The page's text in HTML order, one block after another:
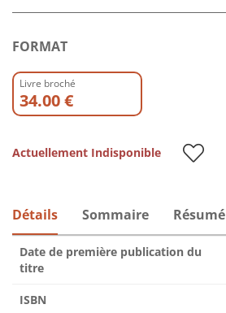
FORMAT
Livre broché
34.00 €
Actuellement Indisponible
Détails Sommaire Résumé
Date de première publication du
titre
ISBN